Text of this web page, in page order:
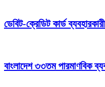
ডেবিট-ক্রেডিট কার্ড
বাংলাদেশ ৩৩তম পারমাণবিক